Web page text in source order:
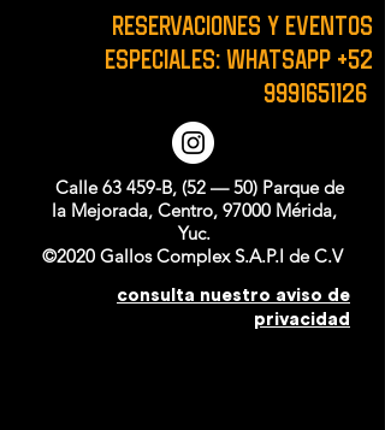
RESERVACIONES y EVENTOS
ESPECIALES: WHATSAPP +52
9991651126
Calle 63 459-B, (52 — 50) Parque de
la Mejorada, Centro, 97000 Mérida,
Yuc.
©2020 Gallos Complex S.A.P.I de C.V
consulta nuestro aviso de
privacidad